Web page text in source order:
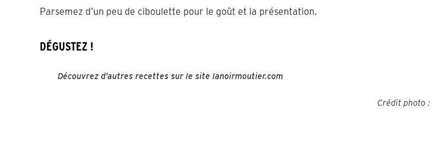
Parsemez d’un peu de ciboulette pour le goût et la présentation.
DÉGUSTEZ !
Découvrez d’autres recettes sur le site lanoirmoutier.com
Crédit photo :